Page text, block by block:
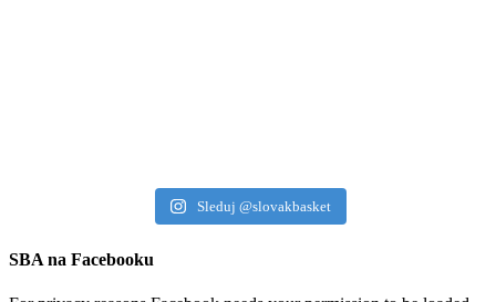
Sleduj @slovakbasket
SBA na Facebooku